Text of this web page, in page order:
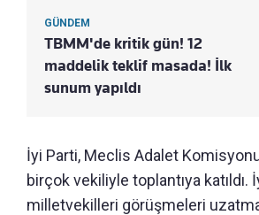
GÜNDEM
TBMM'de kritik gün! 12
maddelik teklif masada! İlk
sunum yapıldı
İyi Parti, Meclis Adalet
birçok vekiliyle toplantıya katıldı.
milletvekilleri görüşmeleri